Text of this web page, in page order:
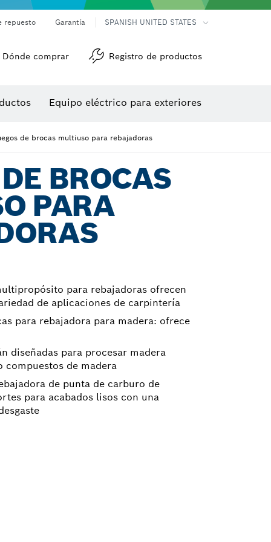
repuesto Garantía SPANISH UNITED STATES
Dónde comprar Registro de productos
Equipo eléctrico para exteriores
de brocas multiuso para rebajadoras
BROCAS
PARA
para rebajadoras ofrecen
de aplicaciones de carpintería
para rebajadora para madera: ofrece
diseñadas para procesar madera
compuestos de madera
de punta de carburo de
para acabados lisos con una